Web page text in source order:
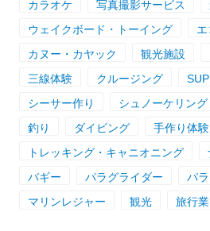
カラオケ
写真撮影サービス
ウェイクボード・トーイング
カヌー・カヤック
観光施設
三線体験
クルージング
シーサー作り
シュノーケリング
釣り
ダイビング
手作り体験
トレッキング・キャニオニング
バギー
パラグライダー パ
マリンレジャー
観光 旅行業